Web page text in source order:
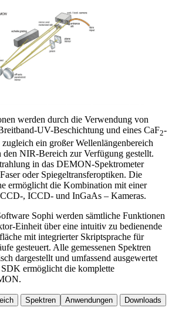
werden durch die Verwendung von
UV-Beschichtung und eines CaF2-
ein großer Wellenlängenbereich
NIR-Bereich zur Verfügung gestellt.
in das DEMON-Spektrometer
oder Spiegeltransferoptiken. Die
ermöglicht die Kombination mit einer
, ICCD- und InGaAs – Kameras.
Sophi werden sämtliche Funktionen
Einheit über eine intuitiv zu bedienende
mit integrierter Skriptsprache für
gesteuert. Alle gemessenen Spektren
dargestellt und umfassend ausgewertet
ermöglicht die komplette
Spektren Anwendungen
Downloads